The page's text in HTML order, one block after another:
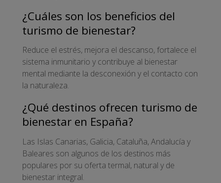
¿Cuáles son los beneficios del
turismo de bienestar?
Reduce el estrés, mejora el descanso, fortalece el
sistema inmunitario y contribuye al bienestar
mental mediante la desconexión y el contacto con
la naturaleza.
¿Qué destinos ofrecen turismo de
bienestar en España?
Las Islas Canarias, Galicia, Cataluña, Andalucía y
Baleares son algunos de los destinos más
populares por su oferta termal, natural y de
bienestar integral.